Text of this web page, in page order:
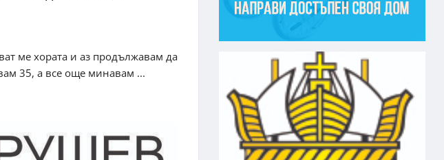
ме хората и аз продължавам да
35, а все още минавам ...